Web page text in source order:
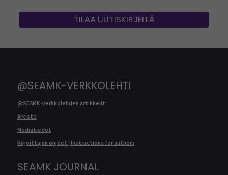
TILAA UUTISKIRJEITÄ
@SEAMK-VERKKOLEHTI
@SEAMK-verkkolehden artikkelit
Arkisto
Mediatiedot
Kirjoittajan ohjeet | Instructions for authors
SEAMK JOURNAL